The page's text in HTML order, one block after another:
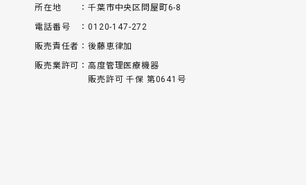
所在地
千葉市中央区問屋町6-8
電話番号
0120-147-272
販売責任者
後藤恵律加
販売業許可
高度管理医療機器
販売許可 千保 第0641号